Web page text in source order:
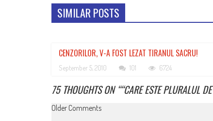
SIMILAR POSTS
CENZORILOR, V-A FOST LEZAT TIRANUL SACRU!
September 5, 2010 101 6724
75 THOUGHTS ON ““CARE ESTE PLURALUL
COMMENT
Older Comments